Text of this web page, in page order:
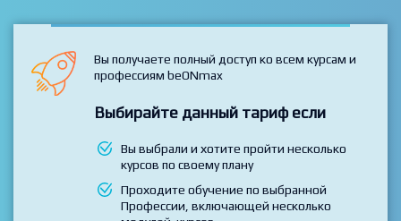
Вы получаете полный доступ ко всем курсам и
профессиям beONmax
Выбирайте данный тариф если
Вы выбрали и хотите пройти несколько
курсов по своему плану
Проходите обучение по выбранной
Профессии, включающей несколько